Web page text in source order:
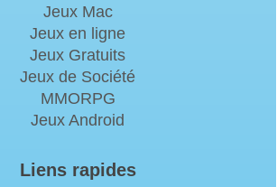
Jeux Mac
Jeux en ligne
Jeux Gratuits
Jeux de Société
MMORPG
Jeux Android
Liens rapides